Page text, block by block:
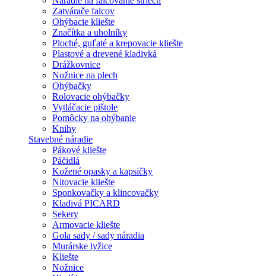
Zatvárače falcov
Ohýbacie kliešte
Značítka a uholníky
Ploché, guľaté a krepovacie kliešte
Plastové a drevené kladivká
Drážkovnice
Nožnice na plech
Ohýbačky
Rolovacie ohýbačky
Vytláčacie pištole
Pomôcky na ohýbanie
Knihy
Stavebné náradie
Pákové kliešte
Páčidlá
Kožené opasky a kapsičky
Nitovacie kliešte
Sponkovačky a klincovačky
Kladivá PICARD
Sekery
Armovacie kliešte
Gola sady / sady náradia
Murárske lyžice
Kliešte
Nožnice